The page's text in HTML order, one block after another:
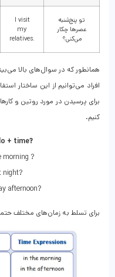
تو پنج‌شنبه
عصرها چکار
می‌کنی؟
I visit
my
relatives.
همانطور که در سوال‌های بالا
افراد می‌توانیم از این ساختار
برای پرسیدن در مورد روتین و
کنیم.
+ time?
morning ?
night?
afternoon?
برای تسلط به زمان‌های مختلف